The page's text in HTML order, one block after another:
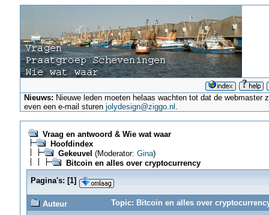
Nieuws: Nieuwe leden moeten helaas wachten tot dat de
even een e-mail sturenjolydesign@ziggo.nl .
Vraag en antwoord & Wie wat waar
Hoofdindex
Gekeuvel (Moderator: Gina)
Bitcoin en alles over cryptocurrency
Pagina's: [1]
Auteur
Topic: Bitcoin en alles over